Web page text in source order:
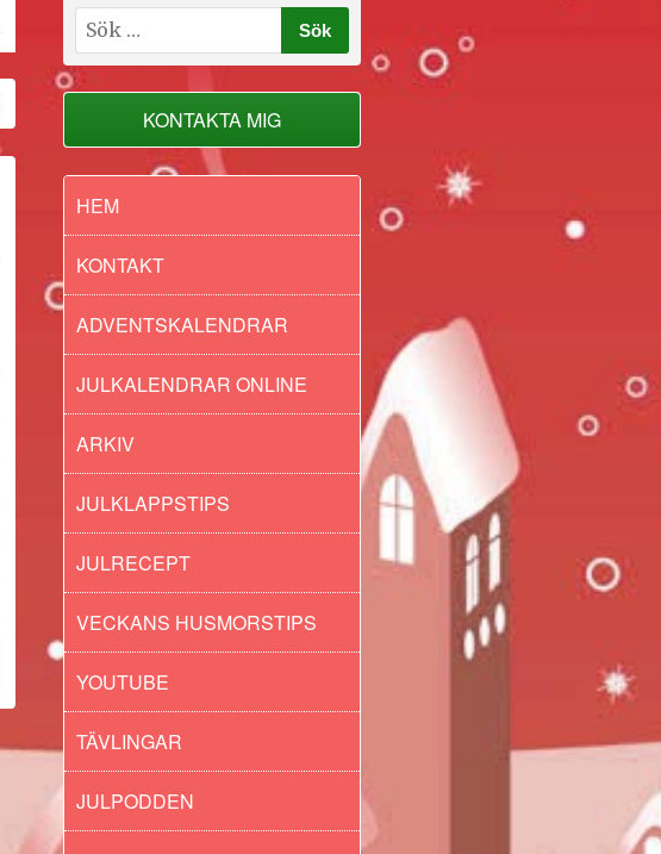
Sök
efter:
KONTAKTA MIG
HEM
KONTAKT
ADVENTSKALENDRAR
JULKALENDRAR ONLINE
ARKIV
JULKLAPPSTIPS
JULRECEPT
VECKANS HUSMORSTIPS
YOUTUBE
TÄVLINGAR
JULPODDEN